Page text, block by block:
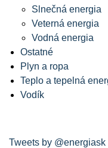
Slnečná energia
Veterná energia
Vodná energia
Ostatné
Plyn a ropa
Teplo a tepelná
Vodík
Tweets by @energiask